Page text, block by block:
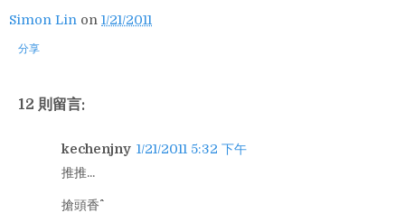
Simon Lin on 1/21/2011
分享
12 則留言:
kechenjny 1/21/2011 5:32 下午
推推...
搶頭香^^